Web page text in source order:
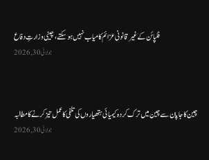
فلپائن کے غیر قانونی عزائم کامیاب نہیں ہو سکتے ، چینی وزارتِ دفاع
جولائی 30, 2026
چین کا جاپان سے چین میں ترک کردہ کیمیائی ہتھیاروں کی تلفی کا عمل تیز کرنے کا مطالبہ
جولائی 30, 2026